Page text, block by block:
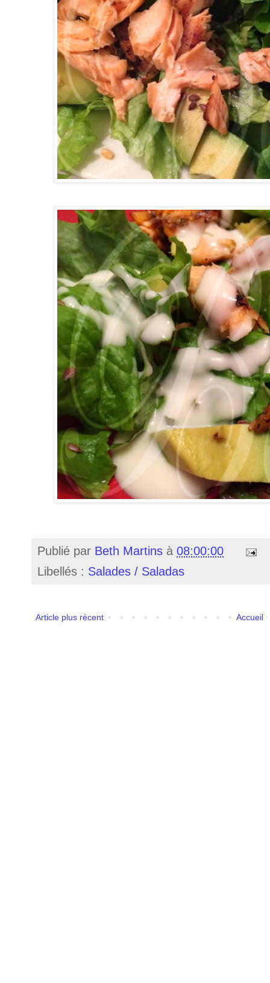
Publié par Beth Martins à 08:00:00
Libellés : Salades / Saladas
Article plus récent Accueil